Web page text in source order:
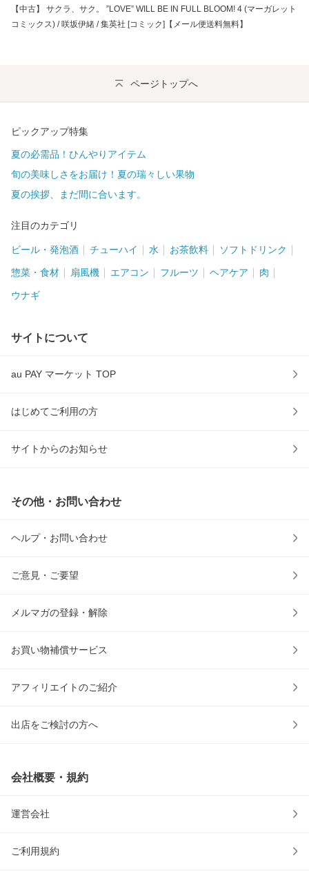
【中古】 サクラ、サク。 ”LOVE” WILL BE IN FULL BLOOM! 4 (マーガレット
コミックス) / 咲坂伊緒 / 集英社 [コミック]【メール便送料無料】
ページトップへ
ピックアップ特集
夏の必需品！ひんやりアイテム
旬の美味しさをお届け！夏の瑞々しい果物
夏の挨拶、まだ間に合います。
注目のカテゴリ
ビール・発泡酒 チューハイ 水 お茶飲料 ソフトドリンク
惣菜・食材 扇風機 エアコン フルーツ ヘアケア 肉
ウナギ
サイトについて
au PAY マーケット TOP
はじめてご利用の方
サイトからのお知らせ
その他・お問い合わせ
ヘルプ・お問い合わせ
ご意見・ご要望
メルマガの登録・解除
お買い物補償サービス
アフィリエイトのご紹介
出店をご検討の方へ
会社概要・規約
運営会社
ご利用規約